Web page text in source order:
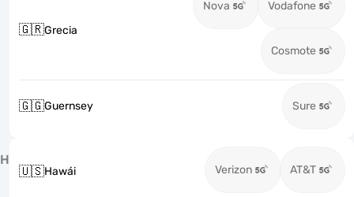
🇬🇷Grecia
Nova Vodafone
Cosmote
🇬🇬Guernsey Sure
H
🇺🇸Hawái Verizon AT&T